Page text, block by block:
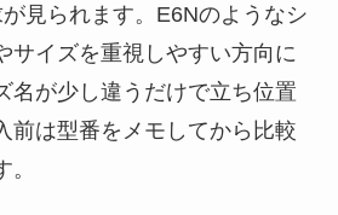
見られます。E6Nのようなシ
サイズを重視しやすい方向に
名が少し違うだけで立ち位置
前は型番をメモしてから比較